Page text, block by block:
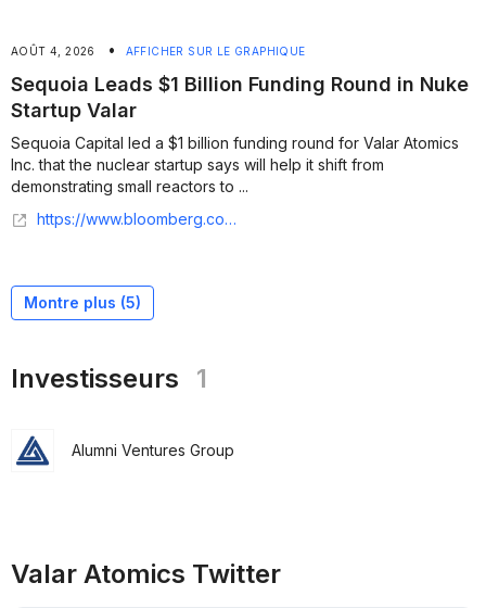
AOÛT 4, 2026 • AFFICHER SUR LE GRAPHIQUE
Sequoia Leads $1 Billion Funding Round in Nuke
Startup Valar
Sequoia Capital led a $1 billion funding round for Valar Atomics
Inc. that the nuclear startup says will help it shift from
demonstrating small reactors to ...
https://www.bloomberg.com/news/articles/2026-08-03/sequoia-leads-1-billion-funding-round-for-nuclear-startup-valar
Montre plus (5)
Investisseurs 1
Alumni Ventures Group
Valar Atomics Twitter